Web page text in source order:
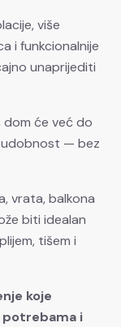
više
i funkcionalnije
unaprijediti
dom će već do
udobnost — bez
vrata, balkona
biti idealan
tišem i
koje
potrebama i